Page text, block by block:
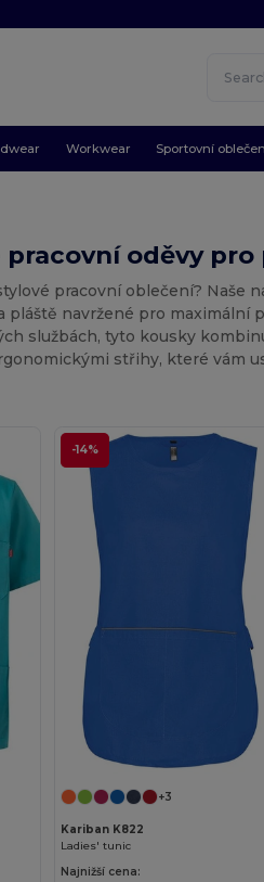
Workwear Sportovní
pracovní oděvy
pracovní oblečení? Naše
navržené pro maximální
službách, tyto kousky
střihy, které vám
-14%
+3
Kariban K822
Ladies' tunic
Najnižší cena: